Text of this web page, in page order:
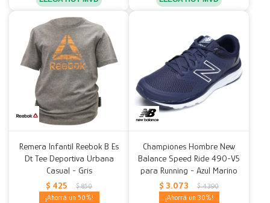
Remera Infantil Reebok B Es
Dt Tee Deportiva Urbana
Casual - Gris
$ 425 $ 850
50
Championes Hombre New
Balance Speed Ride 490-V5
para Running - Azul Marino
$ 3.073 $ 4.390
30